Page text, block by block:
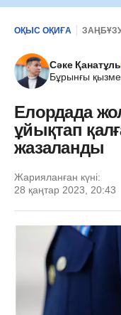
ОҚЫС ОҚИҒА
Сәке
Бұрынғы
Елордада
ұйықтап
жазаланды
Жарияланған күні:
28 қаңтар 2023, 20:43